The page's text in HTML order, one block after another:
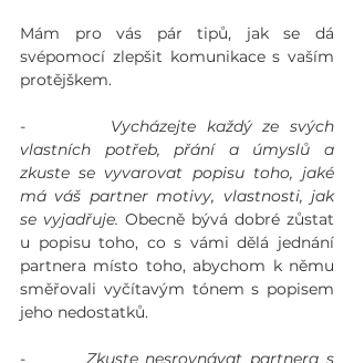
Mám pro vás pár tipů, jak se dá
svépomocí zlepšit komunikace s vaším
protějškem.
- Vycházejte každý ze svých
vlastních potřeb, přání a úmyslů a
zkuste se vyvarovat popisu toho, jaké
má váš partner motivy, vlastnosti, jak
se vyjadřuje. Obecně bývá dobré zůstat
u popisu toho, co s vámi dělá jednání
partnera místo toho, abychom k němu
směřovali vyčítavým tónem s popisem
jeho nedostatků.
- Zkuste nesrovnávat partnera s